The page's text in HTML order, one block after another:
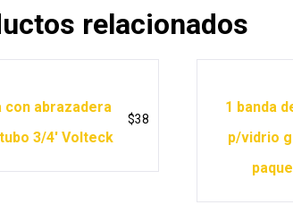
relacionados
con abrazadera
3/4′ Volteck
$38
1 banda
p/vidrio